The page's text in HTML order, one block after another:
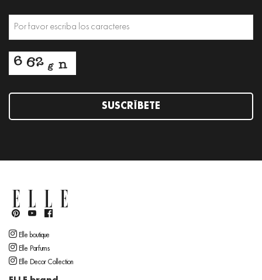
SUSCRÍBETE
Elle boutique
Elle Parfums
Elle Decor Collection